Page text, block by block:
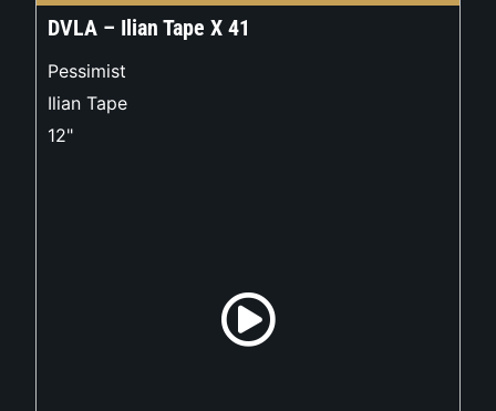
DVLA – Ilian Tape X 41
Pessimist
Ilian Tape
12"